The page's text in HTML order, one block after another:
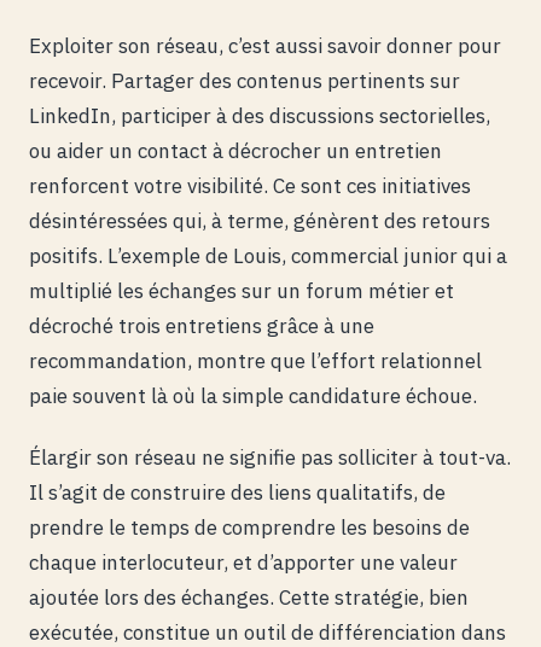
Exploiter son réseau, c’est aussi savoir donner pour
recevoir. Partager des contenus pertinents sur
LinkedIn, participer à des discussions sectorielles,
ou aider un contact à décrocher un entretien
renforcent votre visibilité. Ce sont ces initiatives
désintéressées qui, à terme, génèrent des retours
positifs. L’exemple de Louis, commercial junior qui a
multiplié les échanges sur un forum métier et
décroché trois entretiens grâce à une
recommandation, montre que l’effort relationnel
paie souvent là où la simple candidature échoue.
Élargir son réseau ne signifie pas solliciter à tout-va.
Il s’agit de construire des liens qualitatifs, de
prendre le temps de comprendre les besoins de
chaque interlocuteur, et d’apporter une valeur
ajoutée lors des échanges. Cette stratégie, bien
exécutée, constitue un outil de différenciation dans